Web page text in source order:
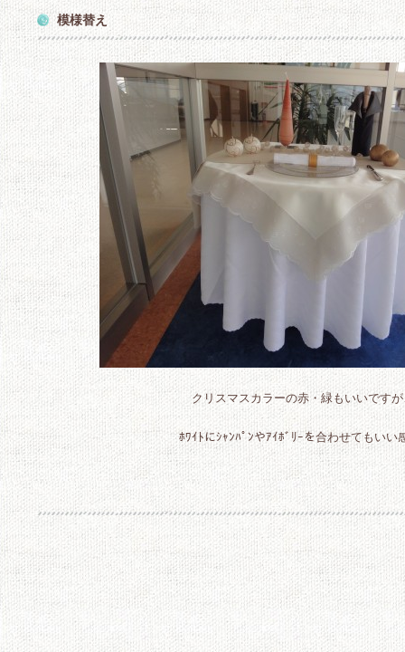
模様替え
クリスマスカラーの赤・緑もいいですが
ﾎﾜｲﾄにｼｬﾝﾊﾟﾝやｱｲﾎﾞﾘｰを合わせてもいい